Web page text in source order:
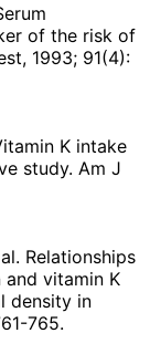
of the risk of
1993; 91(4):
K intake
study. Am J
Relationships
vitamin K
density in
765.